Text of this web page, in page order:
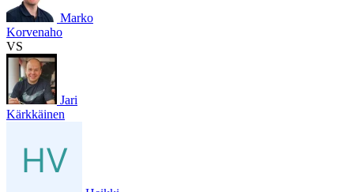
Marko
Korvenaho
VS
Jari
Kärkkäinen